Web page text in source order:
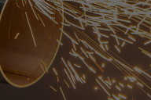
สินค้าที่สนใจ :